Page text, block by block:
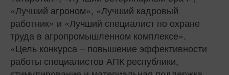
«Лучший агроном», «Лучший кадровый
работник» и «Лучший специалист по охране
труда в агропромышленном комплексе».
«Цель конкурса – повышение эффективности
работы специалистов АПК республики,